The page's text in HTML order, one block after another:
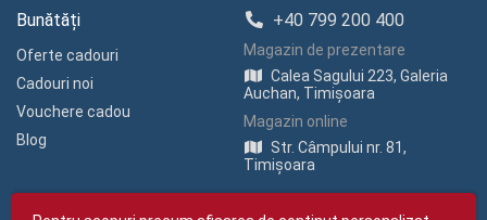
Bunătăți
Oferte cadouri
Cadouri noi
Vouchere cadou
Blog
+40 799 200 400
Magazin de prezentare
Calea Sagului 223, Galeria
Auchan, Timișoara
Magazin online
Str. Câmpului nr. 81,
Timișoara